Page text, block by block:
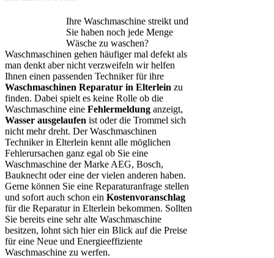
Ihre Waschmaschine streikt und
Sie haben noch jede Menge
Wäsche zu waschen?
Waschmaschinen gehen häufiger mal defekt als
man denkt aber nicht verzweifeln wir helfen
Ihnen einen passenden Techniker für ihre
Waschmaschinen Reparatur in Elterlein zu
finden. Dabei spielt es keine Rolle ob die
Waschmaschine eine Fehlermeldung anzeigt,
Wasser ausgelaufen ist oder die Trommel sich
nicht mehr dreht. Der Waschmaschinen
Techniker in Elterlein kennt alle möglichen
Fehlerursachen ganz egal ob Sie eine
Waschmaschine der Marke AEG, Bosch,
Bauknecht oder eine der vielen anderen haben.
Gerne können Sie eine Reparaturanfrage stellen
und sofort auch schon ein Kostenvoranschlag
für die Reparatur in Elterlein bekommen. Sollten
Sie bereits eine sehr alte Waschmaschine
besitzen, lohnt sich hier ein Blick auf die Preise
für eine Neue und Energieeffiziente
Waschmaschine zu werfen.